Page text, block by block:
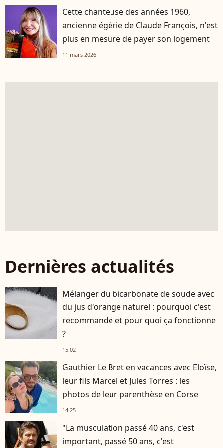
Cette chanteuse des années 1960,
ancienne égérie de Claude François, n'est
plus en mesure de payer son logement
11 mars 2026
Dernières actualités
Mélanger du bicarbonate de soude avec
du jus d'orange naturel : pourquoi c'est
recommandé et pour quoi ça fonctionne
?
15:02
Gauthier Le Bret en vacances avec Eloïse,
leur fils Marcel et Jules Torres : les
photos de leur parenthèse en Corse
14:25
"La musculation passé 40 ans, c'est
important, passé 50 ans, c'est